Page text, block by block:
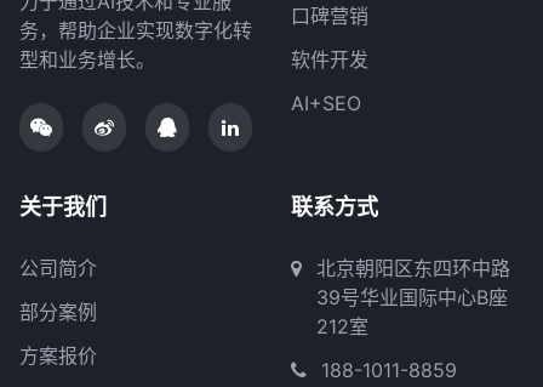
务，帮助企业实现数字化转
型和业务增长。
口碑营销
软件开发
AI+SEO
关于我们
公司简介
部分案例
方案报价
联系方式
北京朝阳区东四环中路
39号华业国际中心B座
212室
188-1011-8859